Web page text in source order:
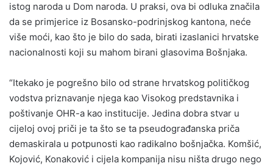
istog naroda u Dom naroda. U praksi, ova bi odluka značila
da se primjerice iz Bosansko-podrinjskog kantona, neće
više moći, kao što je bilo do sada, birati izaslanici hrvatske
nacionalnosti koji su mahom birani glasovima Bošnjaka.
“Itekako je pogrešno bilo od strane hrvatskog političkog
vodstva priznavanje njega kao Visokog predstavnika i
poštivanje OHR-a kao institucije. Jedina dobra stvar u
cijeloj ovoj priči je ta što se ta pseudograđanska priča
demaskirala u potpunosti kao radikalno bošnjačka. Komšić,
Kojović, Konaković i cijela kompanija nisu ništa drugo nego